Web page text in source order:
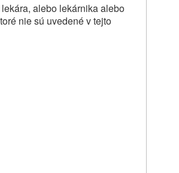
alebo lekárnika alebo
nie sú uvedené v tejto